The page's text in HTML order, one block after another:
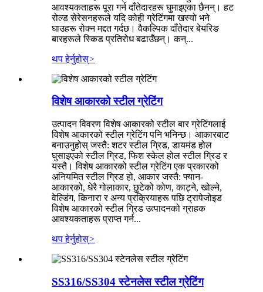
आवश्यकताहरू पूरा गर्न दाँतेदारहरू घुमाइएका छैनन्। हट
रोल्ड सेरेसनहरूले यदि कोही ग्रेटिंगमा खस्यो भने
घाउहरू रोक्न मद्दत गर्दछ। वैकल्पिक दाँतेदार बेयरिङ
बारहरूले स्किड प्रतिरोध बढाउँछन्। कन्...
थप हेर्नुहोस्>
विशेष आकारको स्टील ग्रेटिंग
उत्पादन विवरण विशेष आकारको स्टील बार ग्रेटिंगलाई
विशेष आकारको स्टील ग्रेटिंग पनि भनिन्छ। आकारबाट
बनाउनुहोस् जस्तै: शटर स्टील ग्रिड, डायमंड होल
घुसाइएको स्टील ग्रिड, फिश स्केल होल स्टील ग्रिड र
यस्तै। विशेष आकारको स्टील ग्रेटिंग एक प्रकारको
अनियमित स्टील ग्रिड हो, आकार जस्तै: फ्यान-
आकारको, धेरै गोलाकार, छुटेको कोण, काट्ने, खोल्ने,
वेल्डिंग, किनारा र अन्य प्रक्रियाहरू पछि ट्रापेजोइड
विशेष आकारको स्टील ग्रिड उत्पादनको ग्राहक
आवश्यकताहरू प्राप्त गर्न...
थप हेर्नुहोस्>
SS316/SS304 स्टेनलेस स्टील ग्रेटिंग